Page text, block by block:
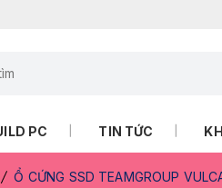
PC TIN TỨC
Ổ CỨNG SSD TEAMGROUP